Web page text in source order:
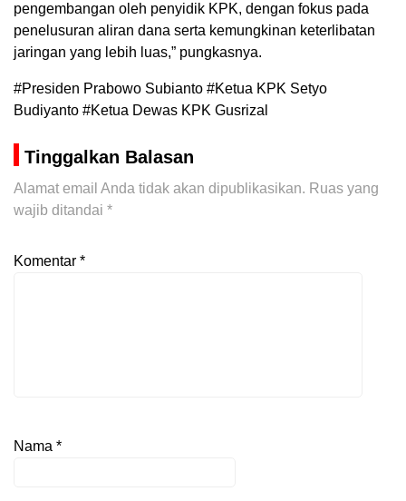
pengembangan oleh penyidik KPK, dengan fokus pada
penelusuran aliran dana serta kemungkinan keterlibatan
jaringan yang lebih luas,” pungkasnya.
#Presiden Prabowo Subianto #Ketua KPK Setyo
Budiyanto #Ketua Dewas KPK Gusrizal
Tinggalkan Balasan
Alamat email Anda tidak akan dipublikasikan. Ruas yang
wajib ditandai *
Komentar *
Nama *